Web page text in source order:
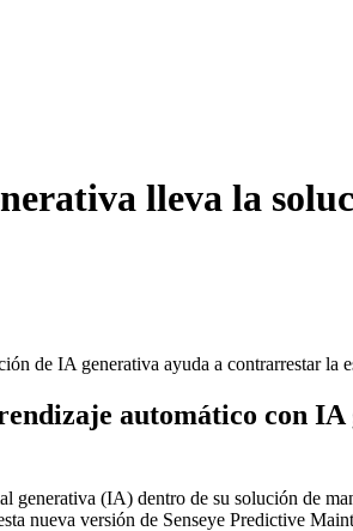
lleva la
automático con
generativa (IA) dentro de su solución de
nueva versión de Senseye Predictive